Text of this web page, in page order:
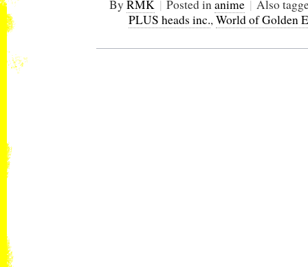
By RMK | Posted in anime | Also
PLUS heads inc., World of Golden